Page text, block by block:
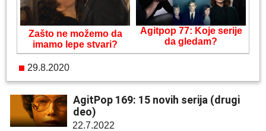
Zašto ne možemo da
imamo lepe stvari?
Agitpop 77: Koje serije
da gledam?
29.8.2020
AgitPop 169: 15 novih serija (drugi
deo)
22.7.2022